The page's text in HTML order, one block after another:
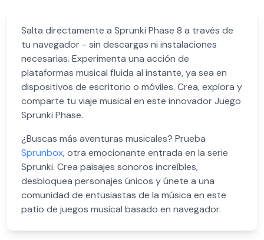
Salta directamente a Sprunki Phase 8 a través de
tu navegador - sin descargas ni instalaciones
necesarias. Experimenta una acción de
plataformas musical fluida al instante, ya sea en
dispositivos de escritorio o móviles. Crea, explora y
comparte tu viaje musical en este innovador Juego
Sprunki Phase.
¿Buscas más aventuras musicales? Prueba
Sprunbox, otra emocionante entrada en la serie
Sprunki. Crea paisajes sonoros increíbles,
desbloquea personajes únicos y únete a una
comunidad de entusiastas de la música en este
patio de juegos musical basado en navegador.